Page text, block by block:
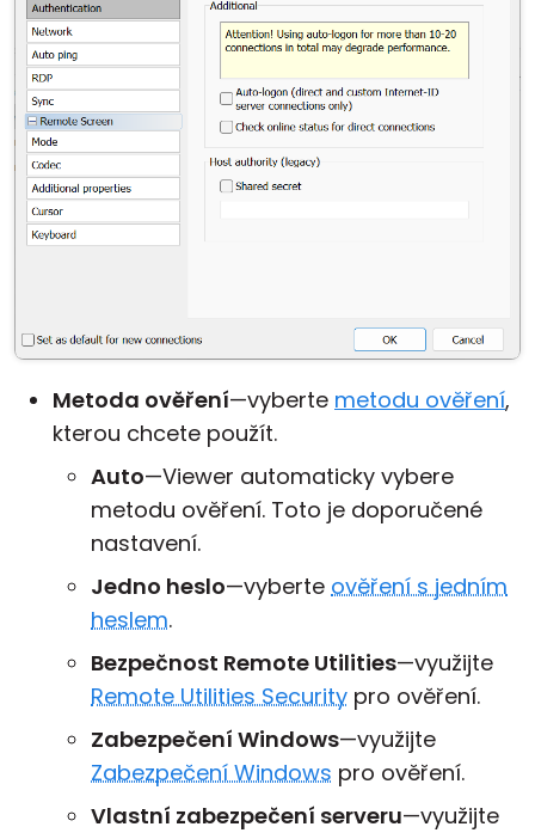
Metoda ověření—vyberte metodu ověření,
kterou chcete použít.
Auto—Viewer automaticky vybere
metodu ověření. Toto je doporučené
nastavení.
Jedno heslo—vyberte ověření s jedním
heslem.
Bezpečnost Remote Utilities—využijte
Remote Utilities Security pro ověření.
Zabezpečení Windows—využijte
Zabezpečení Windows pro ověření.
Vlastní zabezpečení serveru—využijte